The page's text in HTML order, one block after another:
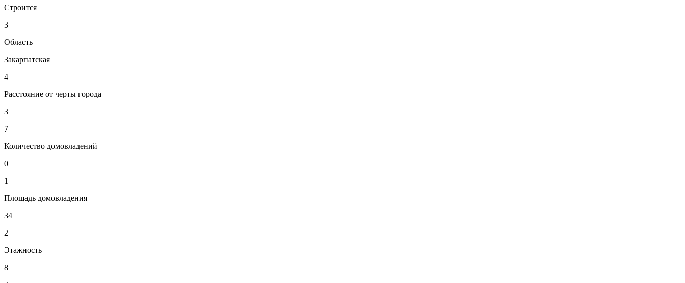
Строится
3
Область
Закарпатская
4
Расстояние от черты города
3
7
Количество домовладений
0
1
Площадь домовладения
34
2
Этажность
8